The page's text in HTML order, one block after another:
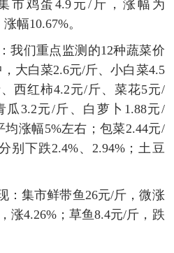
市鸡蛋4.9元/斤，涨幅为
幅10.67%。
我们重点监测的12种蔬菜价
大白菜2.6元/斤、小白菜4.5
西红柿4.2元/斤、菜花5元/
瓜3.2元/斤、白萝卜1.88元/
涨幅5%左右；包菜2.44元/
别下跌2.4%、2.94%；土豆
：集市鲜带鱼26元/斤，微涨
涨4.26%；草鱼8.4元/斤，跌